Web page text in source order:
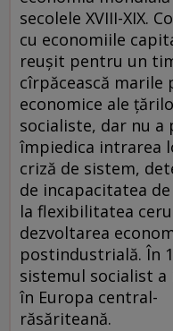
secolele XVIII-XIX.
cu economiile
reuşit pentru un
cîrpăcească marile
economice ale
socialiste, dar nu a
împiedica intrarea
criză de sistem,
de incapacitatea
la flexibilitatea
dezvoltarea
postindustrială. În
sistemul socialist
în Europa central-
răsăriteană.